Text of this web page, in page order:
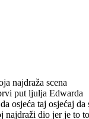
najdraža scena
put ljulja Edwarda
osjeća taj osjećaj da
najdraži dio jer je to